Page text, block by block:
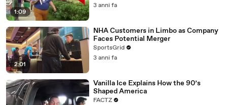
1:09
3 anni fa
2:01
NHA Customers in Limbo as Company
Faces Potential Merger
SportsGrid
3 anni fa
Vanilla Ice Explains How the 90’s
Shaped America
FACTZ